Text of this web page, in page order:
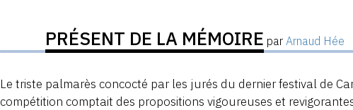
PRÉSENT DE LA MÉMOIRE parArnaud Hée
Le triste palmarès concocté par les jurés du dernier festival de
compétition comptait des propositions vigoureuses et